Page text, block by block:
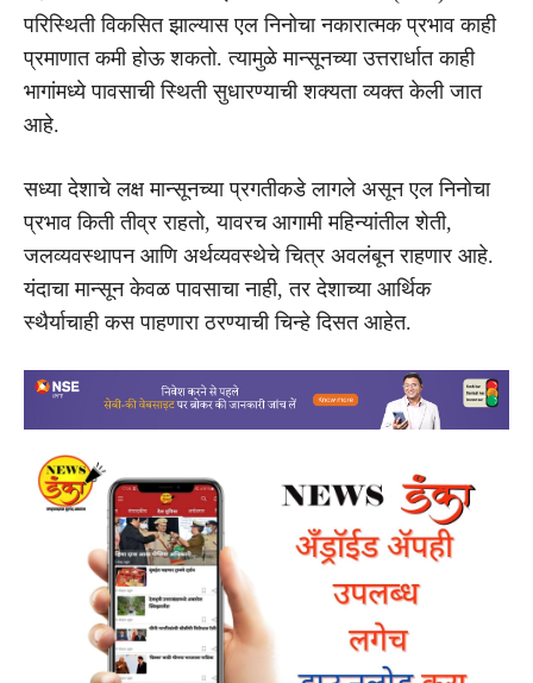
परिस्थिती विकसित झाल्यास एल निनोचा नकारात्मक प्रभाव काही
प्रमाणात कमी होऊ शकतो. त्यामुळे मान्सूनच्या उत्तरार्धात काही
भागांमध्ये पावसाची स्थिती सुधारण्याची शक्यता व्यक्त केली जात
आहे.
सध्या देशाचे लक्ष मान्सूनच्या प्रगतीकडे लागले असून एल निनोचा
प्रभाव किती तीव्र राहतो, यावरच आगामी महिन्यांतील शेती,
जलव्यवस्थापन आणि अर्थव्यवस्थेचे चित्र अवलंबून राहणार आहे.
यंदाचा मान्सून केवळ पावसाचा नाही, तर देशाच्या आर्थिक
स्थैर्याचाही कस पाहणारा ठरण्याची चिन्हे दिसत आहेत.